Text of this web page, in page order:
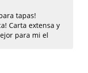
tapas!
Carta extensa y
para mi el